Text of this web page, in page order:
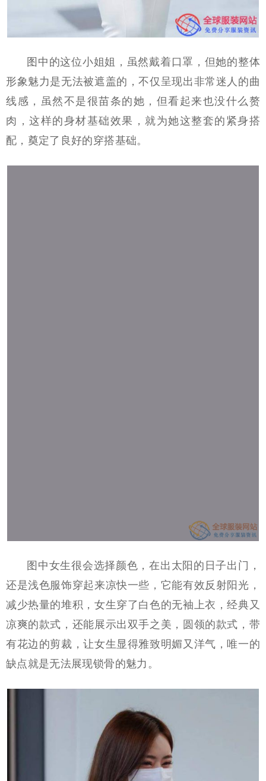
图中的这位小姐姐，虽然戴着口罩，但她的整体
形象魅力是无法被遮盖的，不仅呈现出非常迷人的曲
线感，虽然不是很苗条的她，但看起来也没什么赘
肉，这样的身材基础效果，就为她这整套的紧身搭
配，奠定了良好的穿搭基础。
图中女生很会选择颜色，在出太阳的日子出门，
还是浅色服饰穿起来凉快一些，它能有效反射阳光，
减少热量的堆积，女生穿了白色的无袖上衣，经典又
凉爽的款式，还能展示出双手之美，圆领的款式，带
有花边的剪裁，让女生显得雅致明媚又洋气，唯一的
缺点就是无法展现锁骨的魅力。